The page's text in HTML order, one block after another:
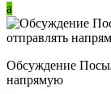
a
Обсуждение
напрямую